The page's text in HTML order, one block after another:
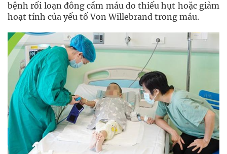
bệnh rối loạn đông cầm máu do thiếu hụt hoặc giảm
hoạt tính của yếu tố Von Willebrand trong máu.